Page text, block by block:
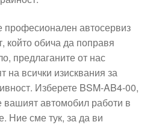
професионален автосервиз
който обича да поправя
предлаганите от нас
на всички изисквания за
Изберете BSM-AB4-00,
вашият автомобил работи в
Ние сме тук, за да ви